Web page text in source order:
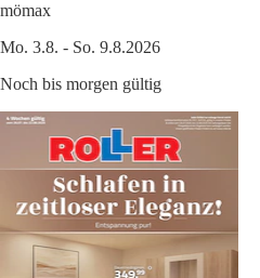
mömax
Mo. 3.8. - So. 9.8.2026
Noch bis morgen gültig